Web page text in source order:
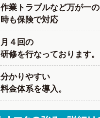
作業トラブルなど万が一の
時も保険で対応
月４回の
研修を行なっております。
分かりやすい
料金体系を導入。